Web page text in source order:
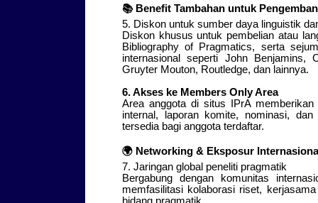
📚Benefit Tambahan untuk
5. Diskon untuk sumber daya linguistik
Diskon khusus untuk pembelian atau
Bibliography of Pragmatics, serta
internasional seperti John Benjamins,
Gruyter Mouton, Routledge, dan lainnya.
6. Akses ke Members Only Area
Area anggota di situs IPrA
internal, laporan komite, nominasi,
tersedia bagi anggota terdaftar.
🌍 Networking & Eksposur
7. Jaringan global peneliti pragmatik
Bergabung dengan komunitas
memfasilitasi kolaborasi riset,
bidang pragmatik.